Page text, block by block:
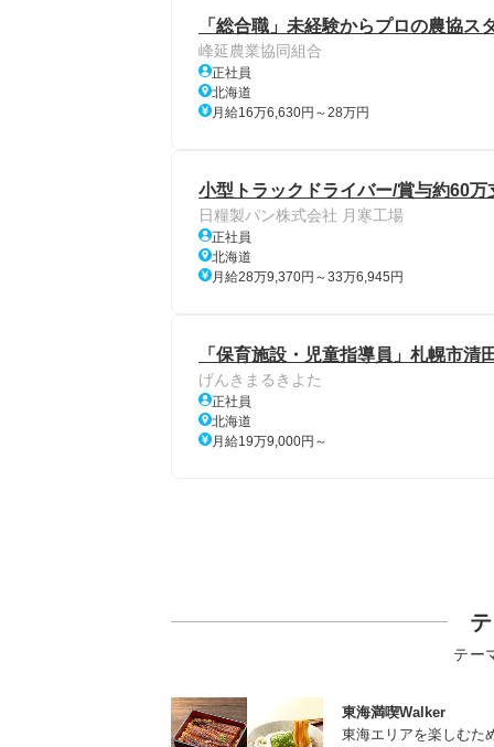
「総合職」未経験からプロの農協ス
峰延農業協同組合
正社員
北海道
月給16万6,630円～28万円
小型トラックドライバー/賞与約60
日糧製パン株式会社 月寒工場
正社員
北海道
月給28万9,370円～33万6,945円
「保育施設・児童指導員」札幌市清
げんきまるきよた
正社員
北海道
月給19万9,000円～
テー
東海満喫Walker
東海エリアを楽しむた